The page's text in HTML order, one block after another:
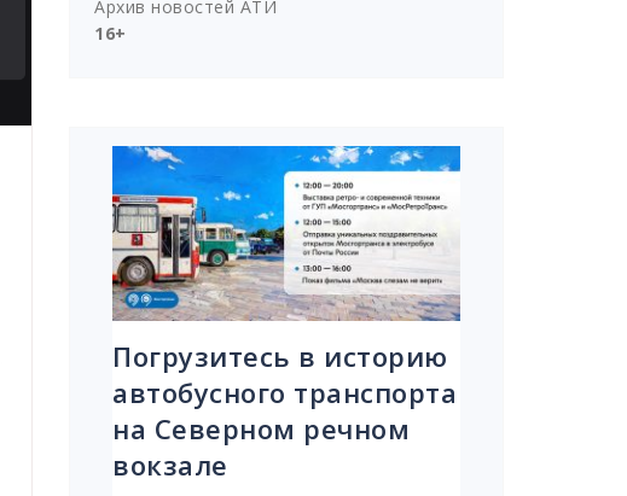
Архив новостей АТИ
16+
Погрузитесь в историю
автобусного транспорта
на Северном речном
вокзале